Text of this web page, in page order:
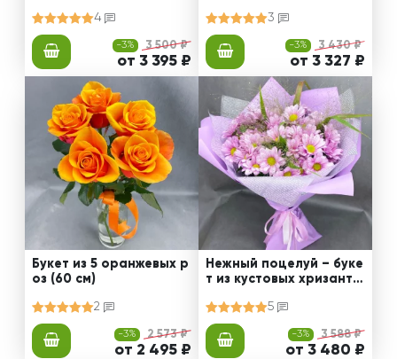
4
-3% 3 500 ₽
от 3 395 ₽
3
-3% 3 430 ₽
от 3 327 ₽
Букет из 5 оранжевых р
оз (60 см)
2
-3% 2 573 ₽
от 2 495 ₽
Нежный поцелуй – буке
т из кустовых хризанте
5
-3% 3 588 ₽
от 3 480 ₽